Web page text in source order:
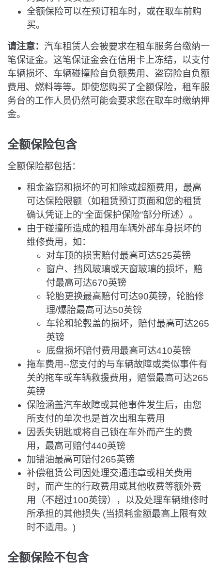
全额保险可以在预订租车时，或在取车前购
买。
请注意： 汽车租赁人会被要求在租车服务台缴纳一
笔保证金。这笔保证金会在信用卡上冻结，以支付
车辆损坏、车辆碰撞险自负额费用、盗窃险自负额
费用、燃料等等。即使您购买了全额保险，租车服
务台的工作人员仍然可能会要求您在取车时缴纳押
金。
全额保险包含
全额保险都包括：
租金盗窃和损坏的可扣除或超额费用，最高
可达保险限额（如租赁预订页面和您的租赁
确认凭证上的“全面保护保险”部分所述）。
由于碰撞所造成的租用车辆外部车身损坏的
维修费用，如：
对车顶的损害赔付最高可达525英镑
窗户、挡风玻璃或天窗玻璃的损坏，赔
付最高可达670英镑
轮胎更换最高赔付可达90英镑，轮胎修
理/爆胎最高可达50英镑
车轮和轮毂盖的损坏，赔付最高可达265
英镑
底盘损坏赔付费用最高可达410英镑
拖车费用--您支付的与车辆故障或类似事件有
关的拖车或车辆救援费用，赔偿最高可达265
英镑
保险涵盖汽车故障或其他事件发生后，由您
所支付的单次也是首次出租车费用
因丢失钥匙或将自己锁在车外而产生的费
用，最高可赔付440英镑
加错油最高可赔付265英镑
补偿租赁公司因处理交通违章或相关费用
时，而产生的行政费用或其他收费等额外费
用（不超过100英镑），以及处理车辆维修时
所承担的其他损失 (当损耗金额最高上限有效
时不适用。)
全额保险不包含